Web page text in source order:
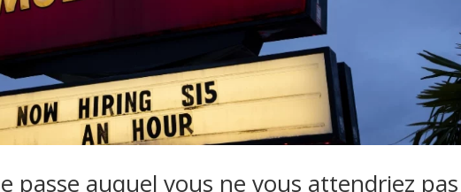
passe auquel vous ne vous attendriez pas